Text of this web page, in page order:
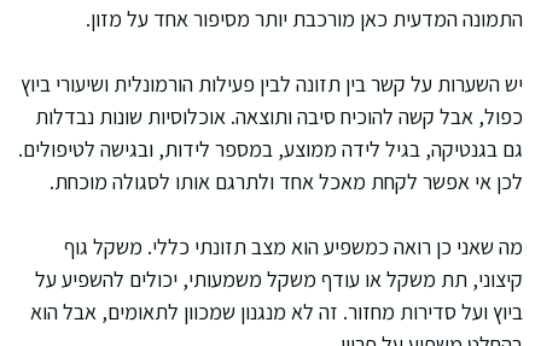
התמונה המדעית כאן מורכבת יותר מסיפור אחד על מזון.
יש השערות על קשר בין תזונה לבין פעילות הורמונלית ושיעורי ביוץ
כפול, אבל קשה להוכיח סיבה ותוצאה. אוכלוסיות שונות נבדלות
גם בגנטיקה, בגיל לידה ממוצע, במספר לידות, ובגישה לטיפולים.
לכן אי אפשר לקחת מאכל אחד ולתרגם אותו לסגולה מוכחת.
מה שאני כן רואה כמשפיע הוא מצב תזונתי כללי. משקל גוף
קיצוני, תת משקל או עודף משקל משמעותי, יכולים להשפיע על
ביוץ ועל סדירות מחזור. זה לא מנגנון שמכוון לתאומים, אבל הוא